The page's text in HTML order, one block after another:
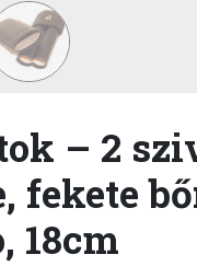
– 2
fekete
18cm